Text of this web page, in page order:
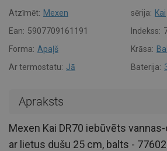
Atzīmēt: Mexen sērija: Kai
Ean: 5907709161191 Indekss:
Forma: Apaļš Krāsa:
Ar termostatu: Jā Baterija:
Apraksts
Mexen Kai DR70 iebūvēts
ar lietus dušu 25 cm, balts -